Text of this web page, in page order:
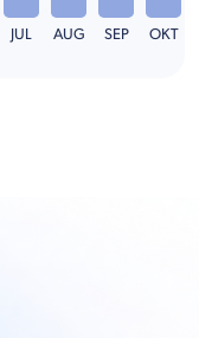
JUL AUG SEP OKT